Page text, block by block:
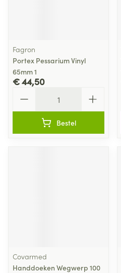
Fagron
Portex Pessarium Vinyl
65mm 1
€ 44,50
Bestel
Covarmed
Handdoeken Wegwerp 100